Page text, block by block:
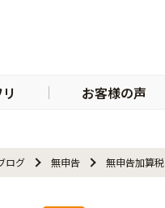
お客様の声
ログ 無申告 無申告加算